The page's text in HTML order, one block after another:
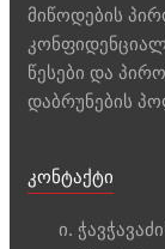
მიწოდების
წესები და
დაბრუნების
კონტაქტი
ი.